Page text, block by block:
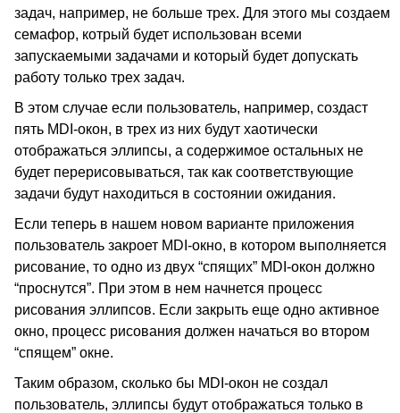
задач, например, не больше трех. Для этого мы создаем
семафор, котрый будет использован всеми
запускаемыми задачами и который будет допускать
работу только трех задач.
В этом случае если пользователь, например, создаст
пять MDI-окон, в трех из них будут хаотически
отображаться эллипсы, а содержимое остальных не
будет перерисовываться, так как соответствующие
задачи будут находиться в состоянии ожидания.
Если теперь в нашем новом варианте приложения
пользователь закроет MDI-окно, в котором выполняется
рисование, то одно из двух “спящих” MDI-окон должно
“проснутся”. При этом в нем начнется процесс
рисования эллипсов. Если закрыть еще одно активное
окно, процесс рисования должен начаться во втором
“спящем” окне.
Таким образом, сколько бы MDI-окон не создал
пользователь, эллипсы будут отображаться только в